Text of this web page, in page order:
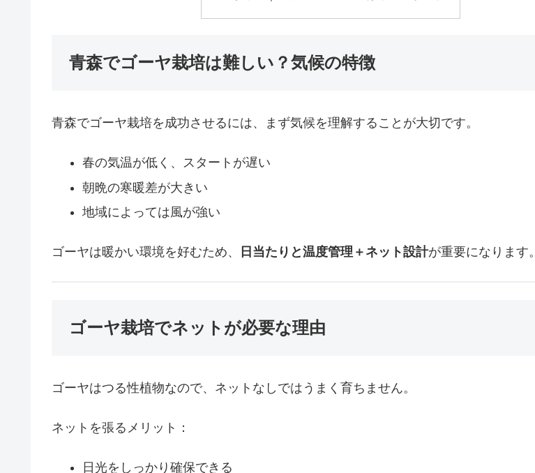
青森でゴーヤ栽培は難しい？気候の特徴
青森でゴーヤ栽培を成功させるには、まず気候を理解することが大切です。
春の気温が低く、スタートが遅い
朝晩の寒暖差が大きい
地域によっては風が強い
ゴーヤは暖かい環境を好むため、 日当たりと温度管理＋ネット設計が重要になります。
ゴーヤ栽培でネットが必要な理由
ゴーヤはつる性植物なので、ネットなしではうまく育ちません。
ネットを張るメリット：
日光をしっかり確保できる